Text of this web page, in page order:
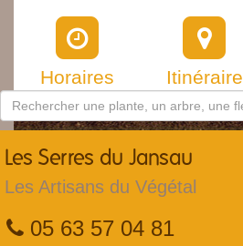
Horaires Itinéraire
Les Serres du Jansau
Les Artisans du Végétal
05 63 57 04 81